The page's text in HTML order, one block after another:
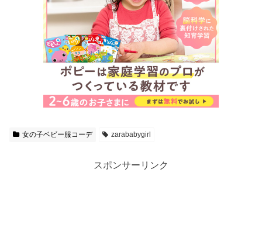
女の子ベビー服コーデ zarababygirl
スポンサーリンク